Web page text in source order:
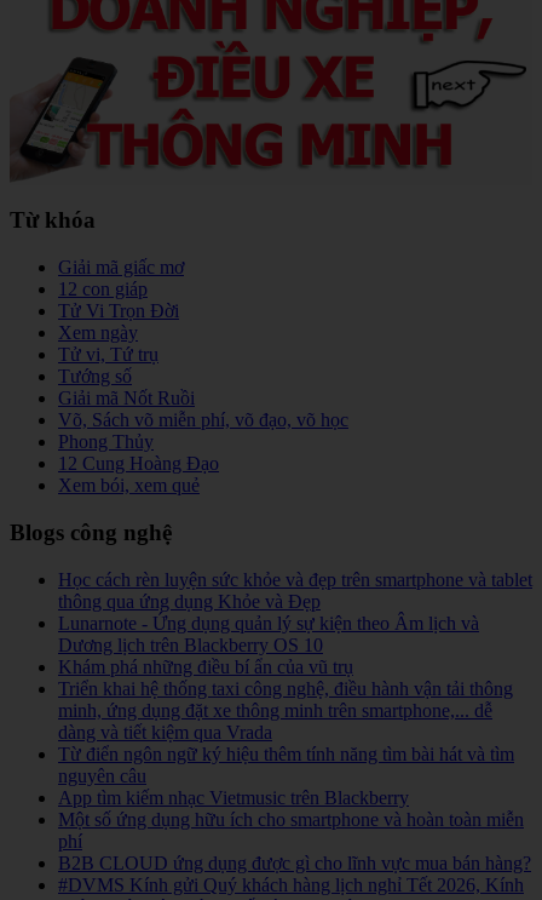
Từ khóa
Giải mã giấc mơ
12 con giáp
Tử Vi Trọn Đời
Xem ngày
Tử vi, Tứ trụ
Tướng số
Giải mã Nốt Ruồi
Võ, Sách võ miễn phí, võ đạo, võ học
Phong Thủy
12 Cung Hoàng Đạo
Xem bói, xem quẻ
Blogs công nghệ
Học cách rèn luyện sức khỏe và đẹp trên smartphone và tablet
thông qua ứng dụng Khỏe và Đẹp
Lunarnote - Ứng dụng quản lý sự kiện theo Âm lịch và
Dương lịch trên Blackberry OS 10
Khám phá những điều bí ẩn của vũ trụ
Triển khai hệ thống taxi công nghệ, điều hành vận tải thông
minh, ứng dụng đặt xe thông minh trên smartphone,... dễ
dàng và tiết kiệm qua Vrada
Từ điển ngôn ngữ ký hiệu thêm tính năng tìm bài hát và tìm
nguyên câu
App tìm kiếm nhạc Vietmusic trên Blackberry
Một số ứng dụng hữu ích cho smartphone và hoàn toàn miễn
phí
B2B CLOUD ứng dụng được gì cho lĩnh vực mua bán hàng?
#DVMS Kính gửi Quý khách hàng lịch nghỉ Tết 2026, Kính